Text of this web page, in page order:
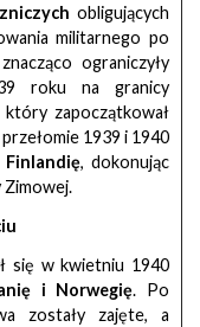
obligujących
militarnego po
ograniczyły
roku na granicy
który zapoczątkował
1939 i 1940
Finlandię, dokonując
Zimowej.
się w kwietniu 1940
i Norwegię. Po
zostały zajęte, a